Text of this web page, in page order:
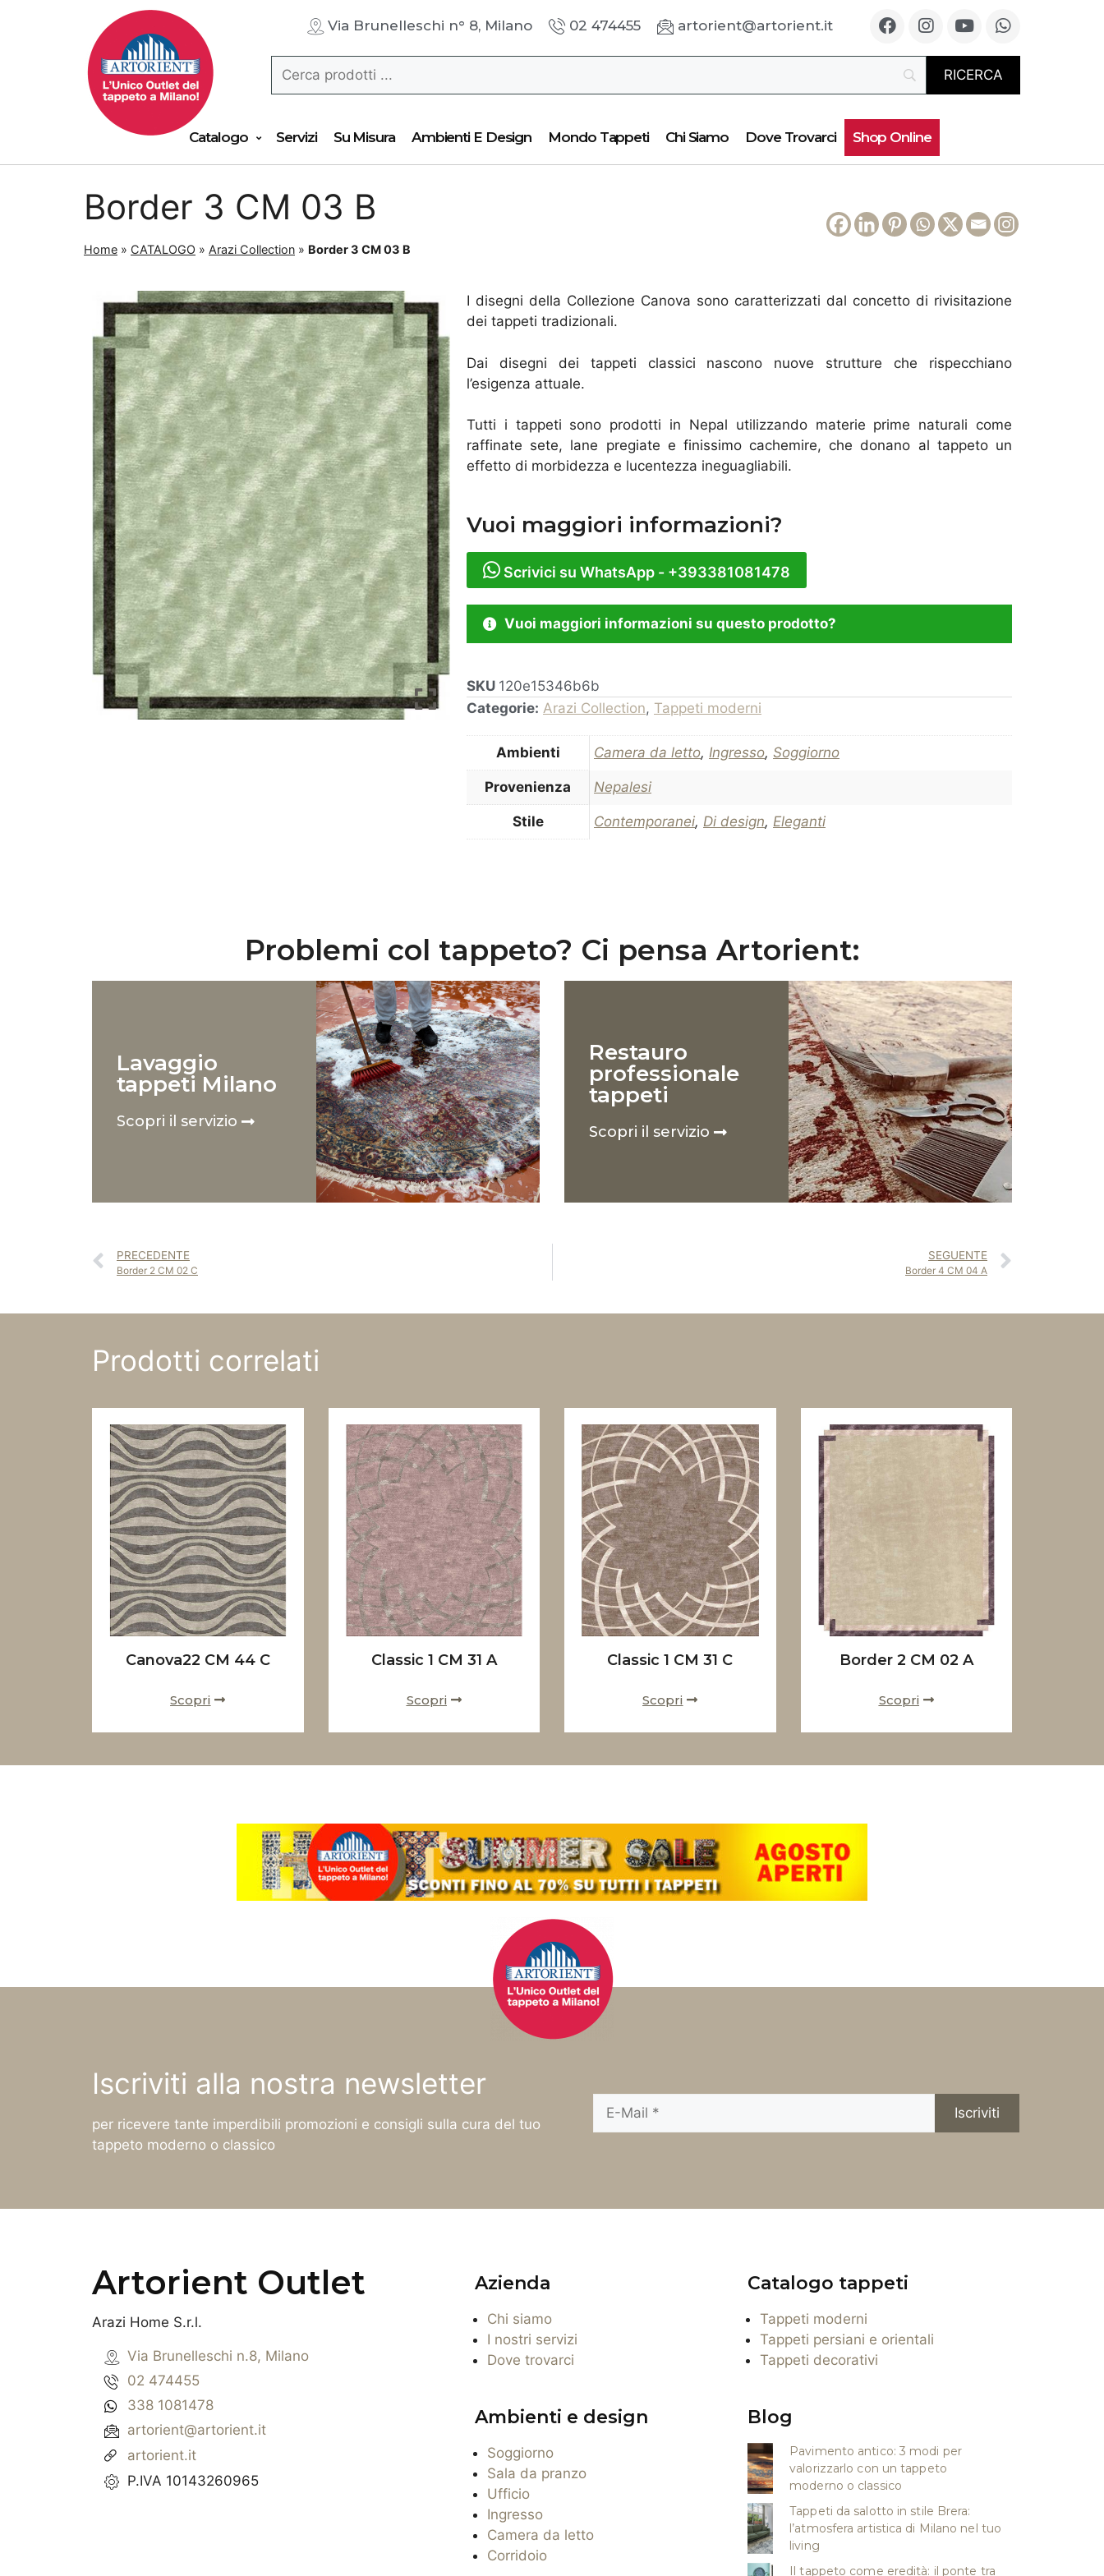
Via Brunelleschi n° 8, Milano 02 474455 artorient@artorient.it
Catalogo Servizi Su Misura Ambienti E Design Mondo Tappeti Chi Siamo Dove Trovarci Shop Online
Border 3 CM 03 B
Home » CATALOGO » Arazi Collection » Border 3 CM 03 B
I disegni della Collezione Canova sono caratterizzati dal concetto di rivisitazione
dei tappeti tradizionali.
Dai disegni dei tappeti classici nascono nuove strutture che rispecchiano
l’esigenza attuale.
Tutti i tappeti sono prodotti in Nepal utilizzando materie prime naturali come
raffinate sete, lane pregiate e finissimo cachemire, che donano al tappeto un
effetto di morbidezza e lucentezza ineguagliabili.
Vuoi maggiori informazioni?
Scrivici su WhatsApp - +393381081478
Vuoi maggiori informazioni su questo prodotto?
SKU 120e15346b6b
Categorie: Arazi Collection, Tappeti moderni
Ambienti Camera da letto, Ingresso, Soggiorno
Provenienza Nepalesi
Stile Contemporanei, Di design, Eleganti
Problemi col tappeto? Ci pensa Artorient:
Lavaggio
tappeti Milano
Scopri il servizio
Restauro
professionale
tappeti
Scopri il servizio
PRECEDENTE
Border 2 CM 02 C
SEGUENTE
Border 4 CM 04 A
Prodotti correlati
Canova22 CM 44 C
Scopri
Classic 1 CM 31 A
Scopri
Classic 1 CM 31 C
Scopri
Border 2 CM 02 A
Scopri
Iscriviti alla nostra newsletter
per ricevere tante imperdibili promozioni e consigli sulla cura del tuo
tappeto moderno o classico
Artorient Outlet
Arazi Home S.r.l.
Via Brunelleschi n.8, Milano
02 474455
338 1081478
artorient@artorient.it
artorient.it
P.IVA 10143260965
Azienda
Chi siamo
I nostri servizi
Dove trovarci
Catalogo tappeti
Tappeti moderni
Tappeti persiani e orientali
Tappeti decorativi
Ambienti e design
Soggiorno
Sala da pranzo
Ufficio
Ingresso
Camera da letto
Corridoio
Blog
Pavimento antico: 3 modi per
valorizzarlo con un tappeto
moderno o classico
Tappeti da salotto in stile Brera:
l’atmosfera artistica di Milano nel tuo
living
Il tappeto come eredità: il ponte tra